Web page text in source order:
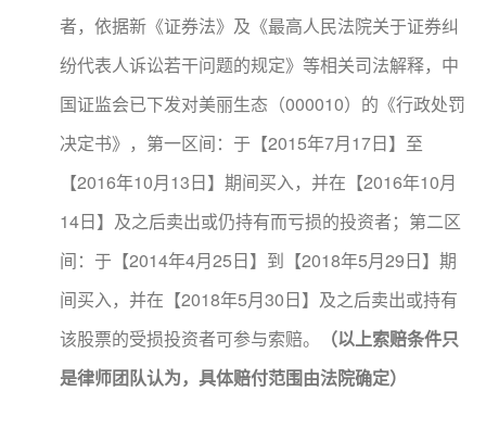
者，依据新《证券法》及《最高人民法院关于证券纠
纷代表人诉讼若干问题的规定》等相关司法解释，中
国证监会已下发对美丽生态（000010）的《行政处罚
决定书》，第一区间：于【2015年7月17日】至
【2016年10月13日】期间买入，并在【2016年10月
14日】及之后卖出或仍持有而亏损的投资者；第二区
间：于【2014年4月25日】到【2018年5月29日】期
间买入，并在【2018年5月30日】及之后卖出或持有
该股票的受损投资者可参与索赔。
（以上索赔条件只
是律师团队认为，具体赔付范围由法院确定）